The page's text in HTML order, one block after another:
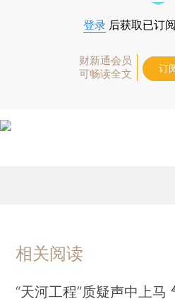
登录 后获取已订
财新通会员
可畅读全文
订
相关阅读
“天河工程”质疑声中上马